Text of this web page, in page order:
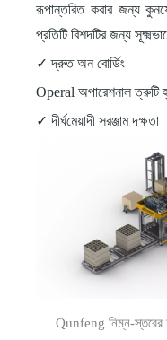
রূপান্তরিত করার জন্য
প্রতিটি বিশদটির জন্য
✓ দ্রুত অন বোর্ডিং
Operal অপারেশনাল ত্রুটি
✓ দীর্ঘমেয়াদী সরঞ্জাম দক্ষতা
Qunfeng নিম্ন-স্তরের